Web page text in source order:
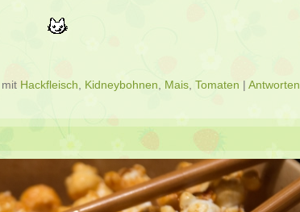
mit Hackfleisch Kidneybohnen Mais Tomaten | Antworten